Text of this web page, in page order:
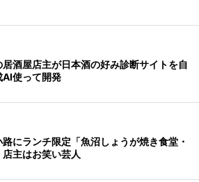
居酒屋店主が日本酒の好み診断サイトを自
使って開発
にランチ限定「魚沼しょうが焼き食堂・
主はお笑い芸人